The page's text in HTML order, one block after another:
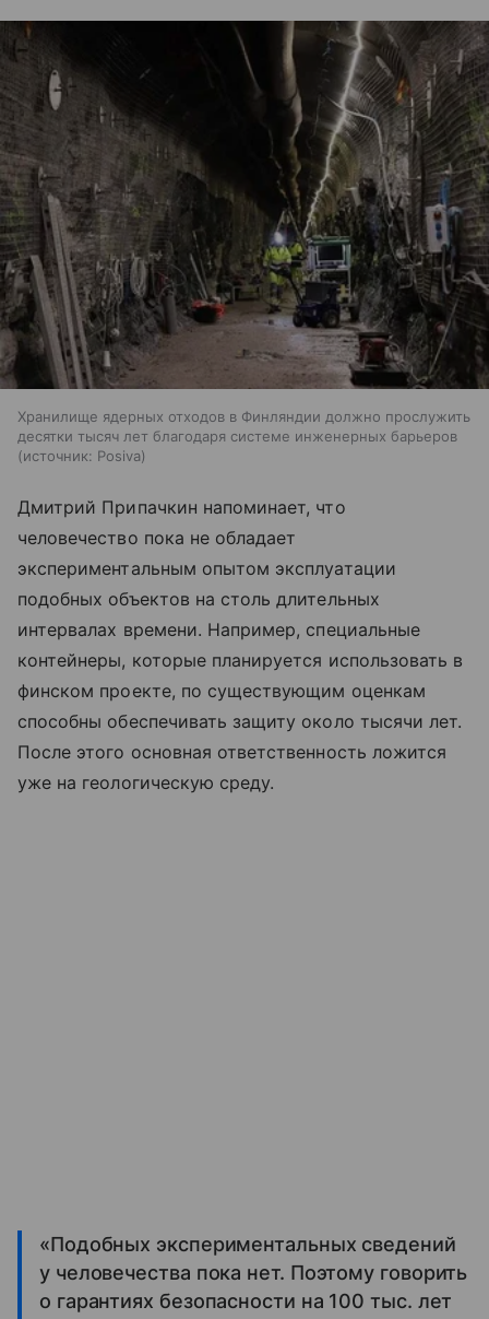
Хранилище ядерных отходов в Финляндии должно прослужить
десятки тысяч лет благодаря системе инженерных барьеров
источник: Posiva
Дмитрий Припачкин напоминает, что
человечество пока не обладает
экспериментальным опытом эксплуатации
подобных объектов на столь длительных
интервалах времени. Например, специальные
контейнеры, которые планируется использовать в
финском проекте, по существующим оценкам
способны обеспечивать защиту около тысячи лет.
После этого основная ответственность ложится
уже на геологическую среду.
«Подобных экспериментальных сведений
у человечества пока нет. Поэтому говорить
о гарантиях безопасности на 100 тыс. лет